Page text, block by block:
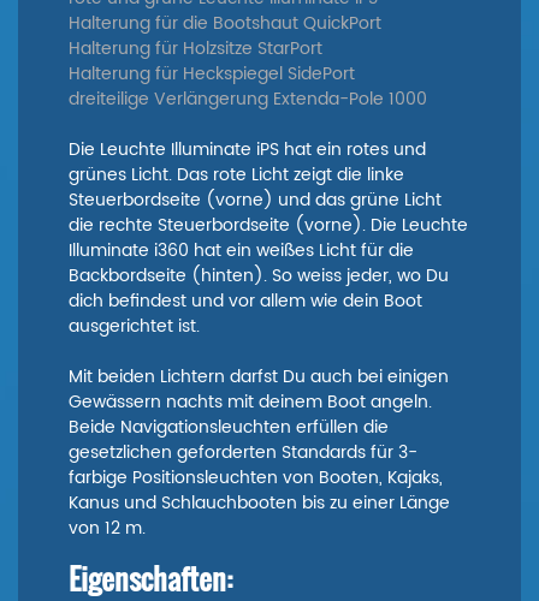
Halterung für die Bootshaut QuickPort
Halterung für Holzsitze StarPort
Halterung für Heckspiegel SidePort
dreiteilige Verlängerung Extenda-Pole 1000
Die Leuchte Illuminate iPS hat ein rotes und
grünes Licht. Das rote Licht zeigt die linke
Steuerbordseite (vorne) und das grüne Licht
die rechte Steuerbordseite (vorne). Die Leuchte
Illuminate i360 hat ein weißes Licht für die
Backbordseite (hinten). So weiss jeder, wo Du
dich befindest und vor allem wie dein Boot
ausgerichtet ist.
Mit beiden Lichtern darfst Du auch bei einigen
Gewässern nachts mit deinem Boot angeln.
Beide Navigationsleuchten erfüllen die
gesetzlichen geforderten Standards für 3-
farbige Positionsleuchten von Booten, Kajaks,
Kanus und Schlauchbooten bis zu einer Länge
von 12 m.
Eigenschaften: